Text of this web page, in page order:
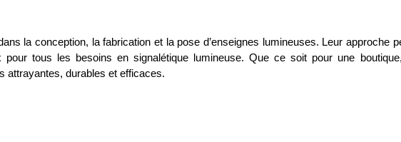
la conception, la fabrication et la pose d’enseignes lumineuses. Leur approche
tous les besoins en signalétique lumineuse. Que ce soit pour une
attrayantes, durables et efficaces.